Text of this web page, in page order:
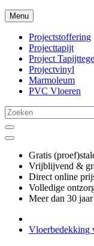
Menu
Projectstoffering
Projecttapijt
Project
Projectvinyl
Marmoleum
PVC Vloeren
Gratis
Vrijblijvend &
Direct online
Volledige
Meer dan 30
Vloerbedekking